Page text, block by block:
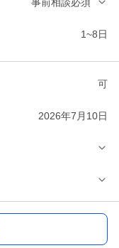
1~8日
可
2026年7月10日